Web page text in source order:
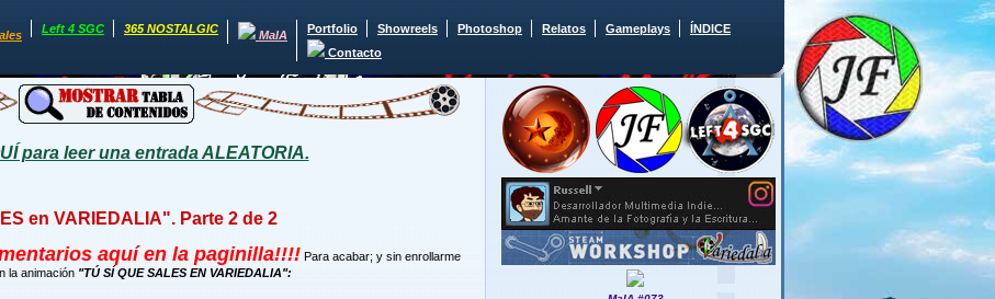
Left 4 SGC 365 NOSTALGIC MaIA Portfolio Showreels Photoshop Relatos Gameplays
ÍNDICE
Contacto
para leer una entrada ALEATORIA.
en VARIEDALIA". Parte 2 de 2
aquí en la paginilla!!!! Para acabar; y sin enrollarme
la animación "TÚ SÍ QUE SALES EN VARIEDALIA":